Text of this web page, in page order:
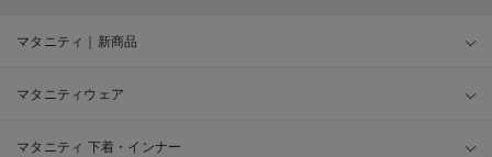
マタニティ｜新商品
マタニティウェア
マタニティ 下着・インナー